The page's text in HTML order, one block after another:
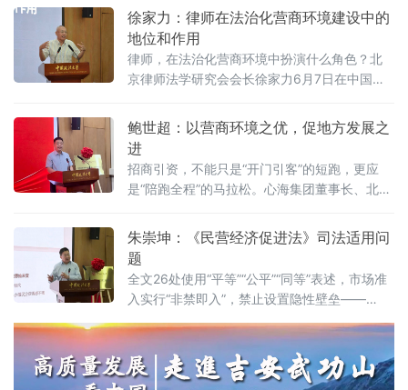
长背后是否隐藏着法治短板？中国政法大学商
学院教授、法治化营商环境建设与数字金融研
究课题组组长胡继晔6月7日在该校研究中心揭
牌仪式既同期举办的“法治筑基、商业有序——
地方政府促进招商引资和高质量发展路径”法治
以
徐家力：律师在法治化营商环境建设中的
地位和作用
律师，在法治化营商环境中扮演什么角色？北
京律师法学研究会会长徐家力6月7日在中国政
心揭牌仪式既同期举办的“法治筑基、商业有序
——地方政府促进招商引资和高质量发展路
径”法治化营商环境建设（公益）大讲堂2026首
期活动上给出明确答案：律师不仅是法律的实
践者，更是连接政府、市场与司法的法治纽
法治化水
鲍世超：以营商环境之优，促地方发展之
进
招商引资，不能只是“开门引客”的短跑，更应
是“陪跑全程”的马拉松。心海集团董事长、北京
行会长鲍世超6月7日在中国政法大学法治化营
商环境建设与数字金融研究中心揭牌仪式既同
期举办的“法治筑基、商业有序——地方政府促
进招商引资和高质量发展路径”法治化营商环境
建设（公益）大讲堂2026首期活动上，以企业
家视角道出法治化营商环境的真谛：“一个
朱崇坤：《民营经济促进法》司法适用问
题
全文26处使用“平等”“公平”“同等”表述，市场准
入实行“非禁即入”，禁止设置隐性壁垒——
经济促进法》被寄予厚望。然而，北京企业法
治与发展研究会副会长朱崇坤6月7日在中国政
法大学法治化营商环境建设与数字金融研究中